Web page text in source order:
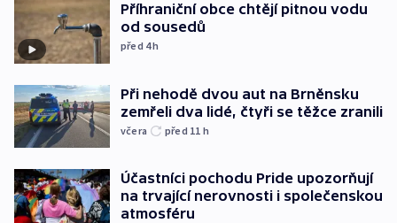
Příhraniční obce chtějí pitnou vodu
od sousedů
před 4h
Při nehodě dvou aut na Brněnsku
zemřeli dva lidé, čtyři se těžce zranili
včera před 11 h
Účastníci pochodu Pride upozorňují
na trvající nerovnosti i společenskou
atmosféru